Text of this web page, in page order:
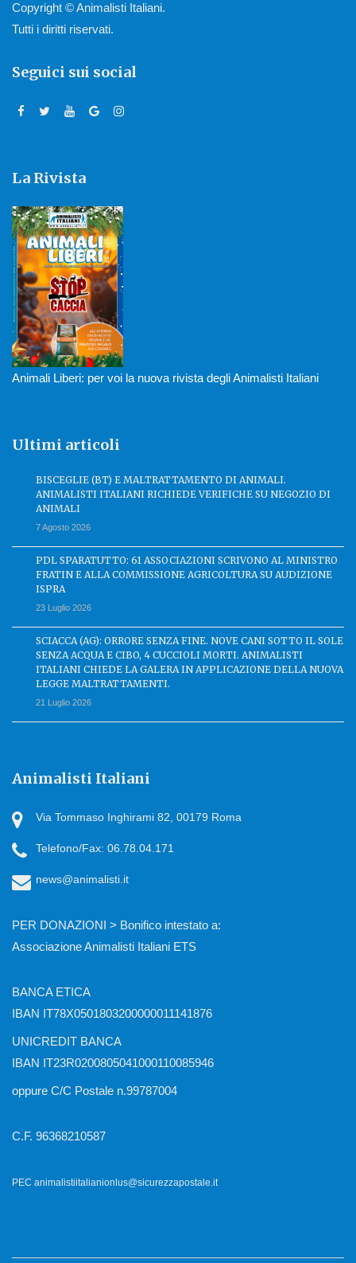
Copyright © Animalisti Italiani.
Tutti i diritti riservati.
Seguici sui social
La Rivista
Animali Liberi: per voi la nuova rivista degli Animalisti Italiani
Ultimi articoli
BISCEGLIE (BT) E MALTRATTAMENTO DI ANIMALI.
ANIMALISTI ITALIANI RICHIEDE VERIFICHE SU NEGOZIO DI
ANIMALI
7 Agosto 2026
PDL SPARATUTTO: 61 ASSOCIAZIONI SCRIVONO AL MINISTRO
FRATIN E ALLA COMMISSIONE AGRICOLTURA SU AUDIZIONE
ISPRA
23 Luglio 2026
SCIACCA (AG): ORRORE SENZA FINE. NOVE CANI SOTTO IL SOLE
SENZA ACQUA E CIBO, 4 CUCCIOLI MORTI. ANIMALISTI
ITALIANI CHIEDE LA GALERA IN APPLICAZIONE DELLA NUOVA
LEGGE MALTRATTAMENTI.
21 Luglio 2026
Animalisti Italiani
Via Tommaso Inghirami 82, 00179 Roma
Telefono/Fax: 06.78.04.171
news@animalisti.it
PER DONAZIONI > Bonifico intestato a:
Associazione Animalisti Italiani ETS
BANCA ETICA
IBAN IT78X0501803200000011141876
UNICREDIT BANCA
IBAN IT23R0200805041000110085946
oppure C/C Postale n.99787004
C.F. 96368210587
PEC animalistiitalianionlus@sicurezzapostale.it